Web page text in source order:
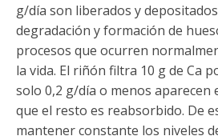
g/día son liberados y
degradación y formación de
procesos que ocurren
la vida. El riñón filtra 10 g de Ca
solo 0,2 g/día o menos aparecen
que el resto es reabsorbido. De
mantener constante los niveles